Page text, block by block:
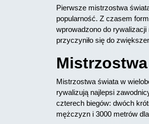
Pierwsze mistrzostwa
popularność. Z czasem
wprowadzono do
przyczyniło się do
Mistrzostwa świata w
rywalizują najlepsi
czterech biegów: dwóch
mężczyzn i 3000 metrów